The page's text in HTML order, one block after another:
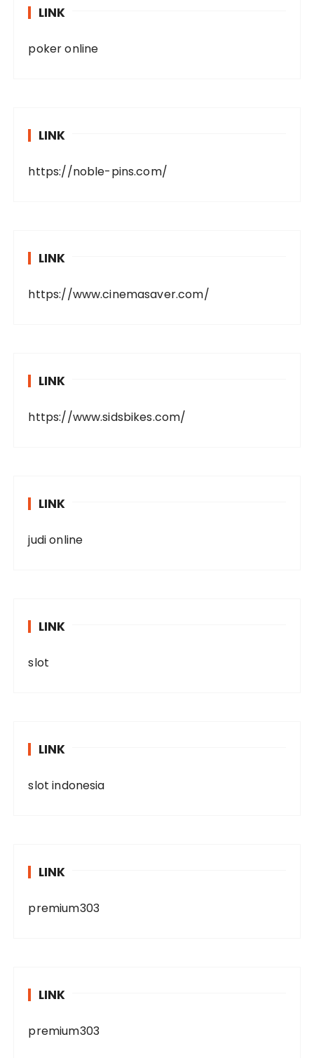
LINK
poker online
LINK
https://noble-pins.com/
LINK
https://www.cinemasaver.com/
LINK
https://www.sidsbikes.com/
LINK
judi online
LINK
slot
LINK
slot indonesia
LINK
premium303
LINK
premium303